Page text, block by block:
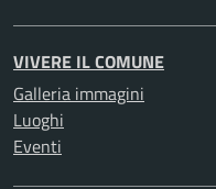
VIVERE IL COMUNE
Galleria immagini
Luoghi
Eventi